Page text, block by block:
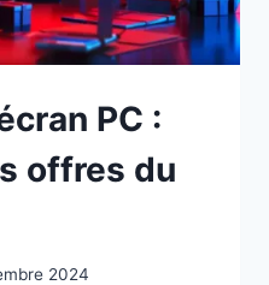
PC :
offres du
2024